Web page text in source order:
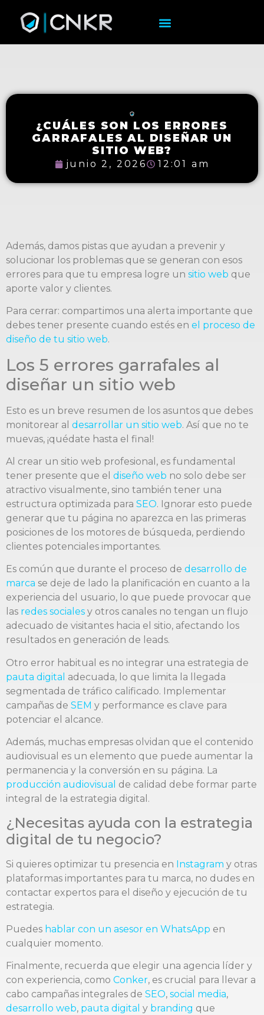
¿CUÁLES SON LOS ERRORES
GARRAFALES AL DISEÑAR UN
SITIO WEB?
junio 2, 2026 12:01 am
Además, damos pistas que ayudan a prevenir y
solucionar los problemas que se generan con esos
errores para que tu empresa logre un sitio web que
aporte valor y clientes.
Para cerrar: compartimos una alerta importante que
debes tener presente cuando estés en el proceso de
diseño de tu sitio web.
Los 5 errores garrafales al
diseñar un sitio web
Esto es un breve resumen de los asuntos que debes
monitorear al desarrollar un sitio web. Así que no te
muevas, ¡quédate hasta el final!
Al crear un sitio web profesional, es fundamental
tener presente que el diseño web no solo debe ser
atractivo visualmente, sino también tener una
estructura optimizada para SEO. Ignorar esto puede
generar que tu página no aparezca en las primeras
posiciones de los motores de búsqueda, perdiendo
clientes potenciales importantes.
Es común que durante el proceso de desarrollo de
marca se deje de lado la planificación en cuanto a la
experiencia del usuario, lo que puede provocar que
las redes sociales y otros canales no tengan un flujo
adecuado de visitantes hacia el sitio, afectando los
resultados en generación de leads.
Otro error habitual es no integrar una estrategia de
pauta digital adecuada, lo que limita la llegada
segmentada de tráfico calificado. Implementar
campañas de SEM y performance es clave para
potenciar el alcance.
Además, muchas empresas olvidan que el contenido
audiovisual es un elemento que puede aumentar la
permanencia y la conversión en su página. La
producción audiovisual de calidad debe formar parte
integral de la estrategia digital.
¿Necesitas ayuda con la estrategia
digital de tu negocio?
Si quieres optimizar tu presencia en Instagram y otras
plataformas importantes para tu marca, no dudes en
contactar expertos para el diseño y ejecución de tu
estrategia.
Puedes hablar con un asesor en WhatsApp en
cualquier momento.
Finalmente, recuerda que elegir una agencia líder y
con experiencia, como Conker, es crucial para llevar a
cabo campañas integrales de SEO, social media,
desarrollo web, pauta digital y branding que